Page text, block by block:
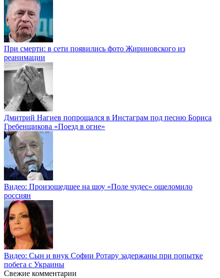
При смерти: в сети появились фото Жириновского из
реанимации
Дмитрий Нагиев попрощался в Инстаграм под песню Бориса
Гребенщикова «Поезд в огне»
Видео: Произошедшее на шоу «Поле чудес» ошеломило
россиян
Видео: Сын и внук Софии Ротару задержаны при попытке
побега с Украины
Свежие комментарии